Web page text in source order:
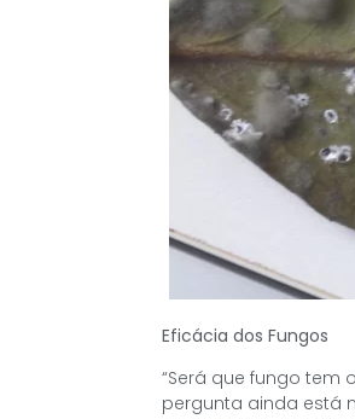
Eficácia dos Fungos
“Será que fungo tem
pergunta ainda está